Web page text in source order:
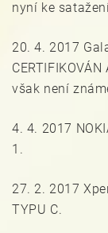
nyní ke
20. 4. 2017
však není
4. 4. 2017
1.
27. 2. 2017
TYPU C.